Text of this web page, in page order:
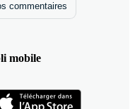
commentaires
mobile